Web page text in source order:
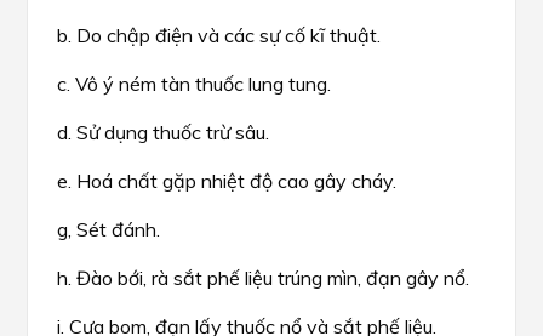
b. Do chập điện và các sự cố kĩ thuật.
c. Vô ý ném tàn thuốc lung tung.
d. Sử dụng thuốc trừ sâu.
e. Hoá chất gặp nhiệt độ cao gây cháy.
g, Sét đánh.
h. Đào bới, rà sắt phế liệu trúng mìn, đạn gây nổ.
i. Cưa bom, đạn lấy thuốc nổ và sắt phế liệu.